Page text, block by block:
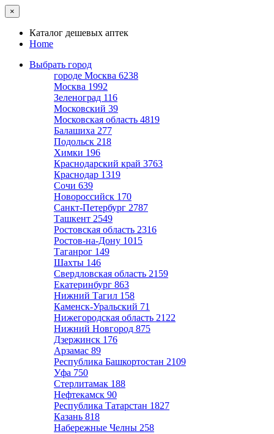
×
Каталог дешевых аптек
Home
Выбрать город
городе Москва 6238
Москва 1992
Зеленоград 116
Московский 39
Московская область 4819
Балашиха 277
Подольск 218
Химки 196
Краснодарский край 3763
Краснодар 1319
Сочи 639
Новороссийск 170
Санкт-Петербург 2787
Ташкент 2549
Ростовская область 2316
Ростов-на-Дону 1015
Таганрог 149
Шахты 146
Свердловская область 2159
Екатеринбург 863
Нижний Тагил 158
Каменск-Уральский 71
Нижегородская область 2122
Нижний Новгород 875
Дзержинск 176
Арзамас 89
Республика Башкортостан 2109
Уфа 750
Стерлитамак 188
Нефтекамск 90
Республика Татарстан 1827
Казань 818
Набережные Челны 258